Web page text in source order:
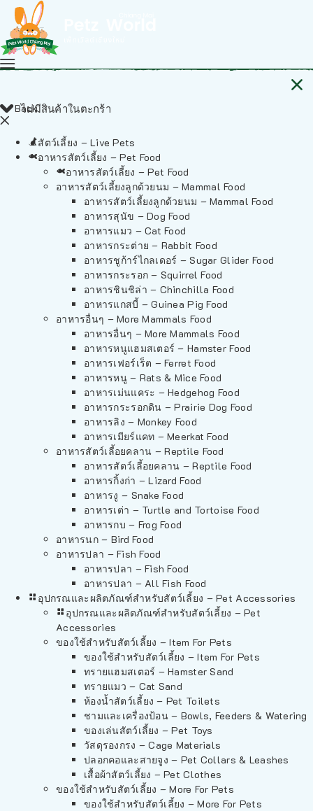
ไม่มีสินค้าในตะกร้า
Back
สัตว์เลี้ยง – Live Pets
อาหารสัตว์เลี้ยง – Pet Food
อาหารสัตว์เลี้ยง – Pet Food
อาหารสัตว์เลี้ยงลูกด้วยนม – Mammal Food
อาหารสัตว์เลี้ยงลูกด้วยนม – Mammal Food
อาหารสุนัข – Dog Food
อาหารแมว – Cat Food
อาหารกระต่าย – Rabbit Food
อาหารชูก้าร์ไกลเดอร์ – Sugar Glider Food
อาหารกระรอก – Squirrel Food
อาหารชินชิล่า – Chinchilla Food
อาหารแกสบี้ – Guinea Pig Food
อาหารอื่นๆ – More Mammals Food
อาหารอื่นๆ – More Mammals Food
อาหารหนูแฮมสเตอร์ – Hamster Food
อาหารเฟอร์เร็ต – Ferret Food
อาหารหนู – Rats & Mice Food
อาหารเม่นแคระ – Hedgehog Food
อาหารกระรอกดิน – Prairie Dog Food
อาหารลิง – Monkey Food
อาหารเมียร์แคท – Meerkat Food
อาหารสัตว์เลี้อยคลาน – Reptile Food
อาหารสัตว์เลี้อยคลาน – Reptile Food
อาหารกิ้งก่า – Lizard Food
อาหารงู – Snake Food
อาหารเต่า – Turtle and Tortoise Food
อาหารกบ – Frog Food
อาหารนก – Bird Food
อาหารปลา – Fish Food
อาหารปลา – Fish Food
อาหารปลา – All Fish Food
อุปกรณและผลิตภัณฑ์สำหรับสัตว์เลี้ยง – Pet Accessories
อุปกรณและผลิตภัณฑ์สำหรับสัตว์เลี้ยง – Pet
Accessories
ของใช้สำหรับสัตว์เลี้ยง – Item For Pets
ของใช้สำหรับสัตว์เลี้ยง – Item For Pets
ทรายแฮมสเตอร์ – Hamster Sand
ทรายแมว – Cat Sand
ห้องน้ำสัตว์เลี้ยง – Pet Toilets
ชามและเครื่องป้อน – Bowls, Feeders & Watering
ของเล่นสัตว์เลี้ยง – Pet Toys
วัสดุรองกรง – Cage Materials
ปลอกคอและสายจูง – Pet Collars & Leashes
เสื้อผ้าสัตว์เลี้ยง – Pet Clothes
ของใช้สำหรับสัตว์เลี้ยง – More For Pets
ของใช้สำหรับสัตว์เลี้ยง – More For Pets